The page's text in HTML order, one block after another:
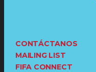
CONTÁCTANOS
MAILING LIST
FIFA CONNECT